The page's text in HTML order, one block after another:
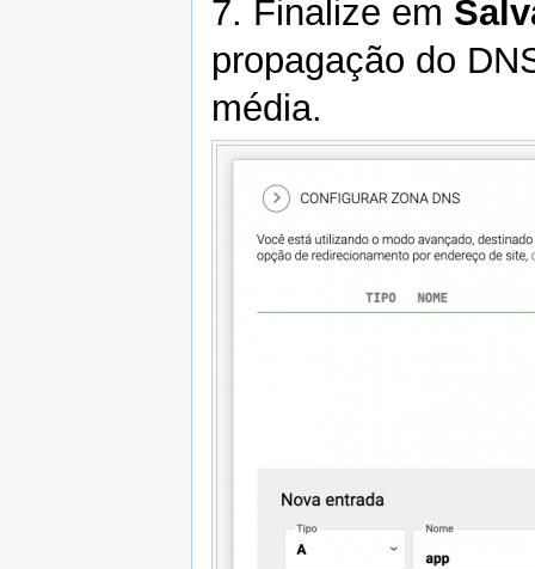
7. Finalize em
propagação do
média.